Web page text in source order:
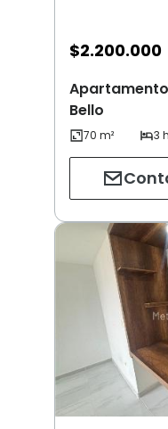
$2.200.000
Bello